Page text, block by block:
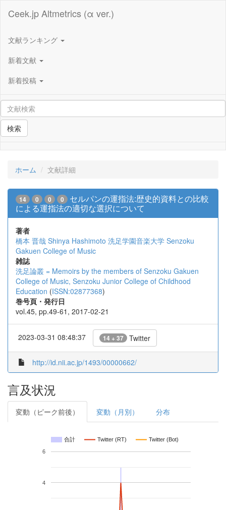
Ceek.jp Altmetrics (α ver.)
文献ランキング
新着文献
新着投稿
検索
ホーム 文献詳細
14 0 0 0
セルパンの運指法:歴史的資料との比較
による運指法の適切な選択について
著者
橋本 晋哉 Shinya Hashimoto 洗足学園音楽大学 Senzoku
Gakuen College of Music
雑誌
洗足論叢 = Memoirs by the members of Senzoku Gakuen
College of Music, Senzoku Junior College of Childhood
Education (ISSN:02877368)
巻号頁・発行日
vol.45, pp.49-61, 2017-02-21
2023-03-31 08:48:37 14 + 37 Twitter
http://id.nii.ac.jp/1493/00000662/
言及状況
変動（ピーク前後） 変動（月別） 分布
合計 Twitter (RT) Twitter (Bot)
4
6